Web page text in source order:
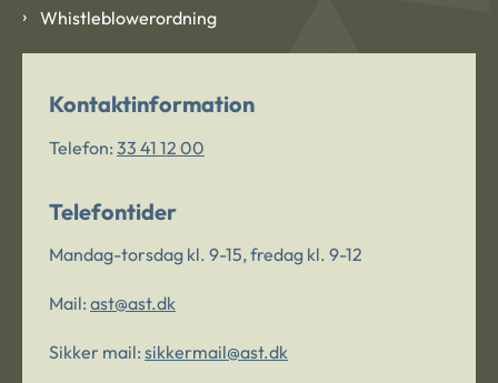
Whistleblowerordning
Kontaktinformation
Telefon: 33 41 12 00
Telefontider
Mandag-torsdag kl. 9-15, fredag kl. 9-12
Mail: ast@ast.dk
Sikker mail: sikkermail@ast.dk